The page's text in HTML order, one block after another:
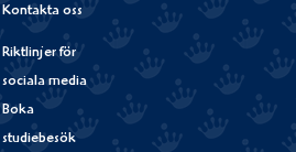
Kontakta oss
Riktlinjer för
sociala media
Boka
studiebesök